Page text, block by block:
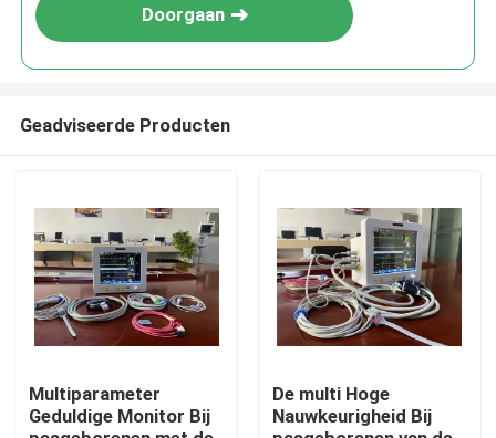
Doorgaan
Geadviseerde Producten
Multiparameter
Geduldige Monitor Bij
De multi Hoge
Nauwkeurigheid Bij